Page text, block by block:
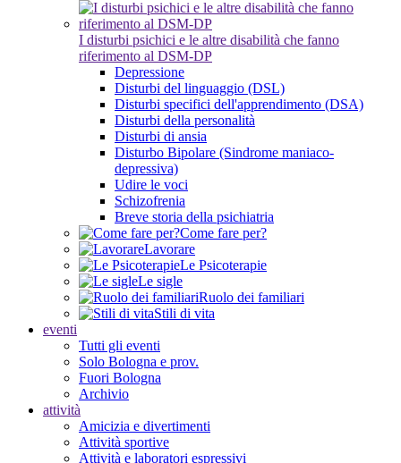
I disturbi psichici e le altre disabilità che fanno
riferimento al DSM-DP
Depressione
Disturbi del linguaggio (DSL)
Disturbi specifici dell'apprendimento (DSA)
Disturbi della personalità
Disturbi di ansia
Disturbo Bipolare (Sindrome maniaco-
depressiva)
Udire le voci
Schizofrenia
Breve storia della psichiatria
Come fare per?
Lavorare
Le Psicoterapie
Le sigle
Ruolo dei familiari
Stili di vita
eventi
Tutti gli eventi
Solo Bologna e prov.
Fuori Bologna
Archivio
attività
Amicizia e divertimenti
Attività sportive
Attività e laboratori espressivi